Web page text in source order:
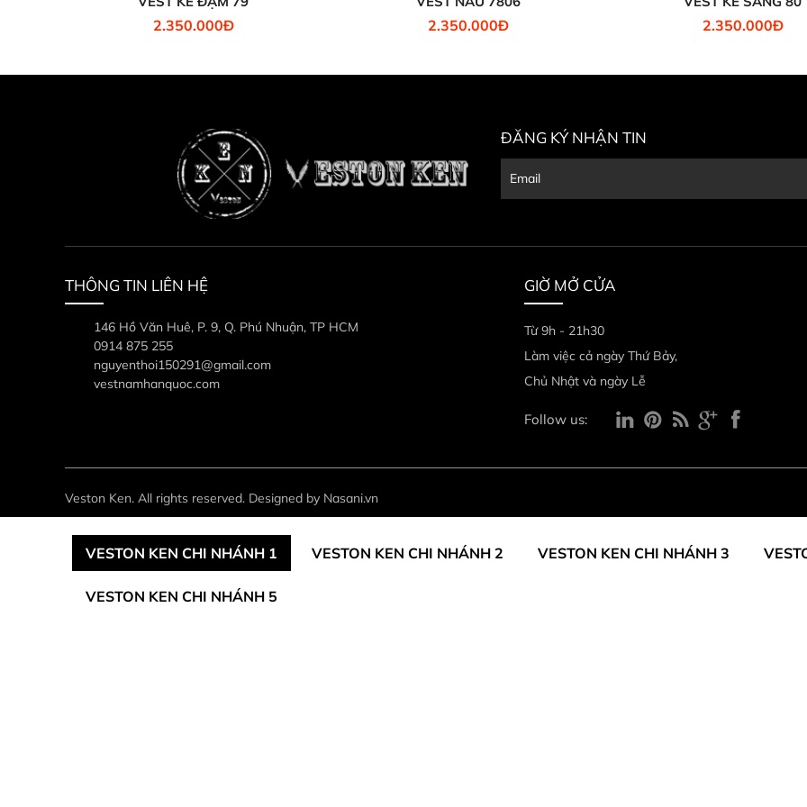
2.350.000Đ 2.350.000Đ 2.350.000Đ
ĐĂNG KÝ NHẬN TIN
THÔNG TIN LIÊN HỆ
146 Hồ Văn Huê, P. 9, Q. Phú Nhuận, TP HCM
0914 875 255
nguyenthoi150291@gmail.com
vestnamhanquoc.com
GIỜ MỞ CỬA
Từ 9h - 21h30
Làm việc cả ngày Thứ Bảy,
Chủ Nhật và ngày Lễ
Follow us:
Veston Ken. All rights reserved. Designed by Nasani.vn
VESTON KEN CHI NHÁNH 1 VESTON KEN CHI NHÁNH 2 VESTON KEN CHI NHÁNH 3
VESTON KEN CHI NHÁNH 5